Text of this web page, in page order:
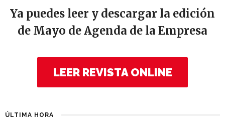
Ya puedes leer y descargar la edición
de Mayo de Agenda de la Empresa
LEER REVISTA ONLINE
ÚLTIMA HORA